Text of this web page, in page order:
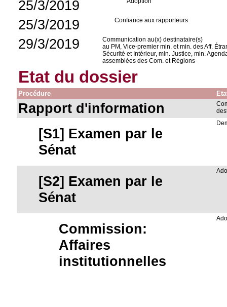
25/3/2019
25/3/2019 Confiance aux rapporteurs
29/3/2019
Communication au(x) destinataire(s)
au PM, Vice-premier min. et min. des Aff.
Sécurité et Intérieur, min. Justice, min.
assemblées des Com. et Régions
Etat du dossier
Procédure
Rapport d'information
[S1] Examen par le
Sénat
[S2] Examen par le
Sénat
Commission:
Affaires
institutionnelles